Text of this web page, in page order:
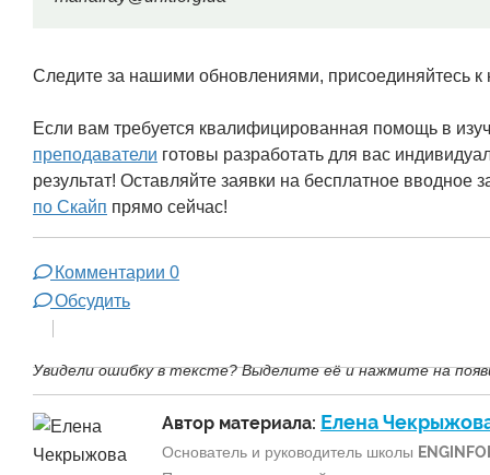
Следите за нашими обновлениями, присоединяйтесь
Если вам требуется квалифицированная помощь в
преподаватели готовы разработать для вас
результат! Оставляйте заявки на бесплатное вводное
по Cкайп прямо сейчас!
Комментарии 0
Обсудить
Увидели ошибку в тексте? Выделите её и нажмите на
Автор материала: Елена
Основатель и руководитель школы